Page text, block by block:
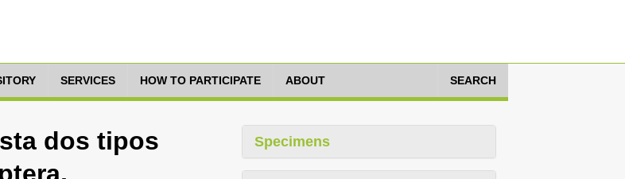
SERVICES HOW TO PARTICIPATE ABOUT SEARCH
dos tipos
Specimens